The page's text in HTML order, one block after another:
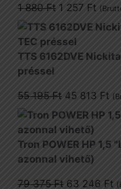
1 880Ft Original
price
was:
1
1 257 Ft
price
TTS 6162DVE
préssel
55 195Ft Original
price
was:
55
195 Ft.
45 813 Ft
is:
45
Tron POWER HP
azonnal vihető)
79 375Ft Original
63 246 Ft